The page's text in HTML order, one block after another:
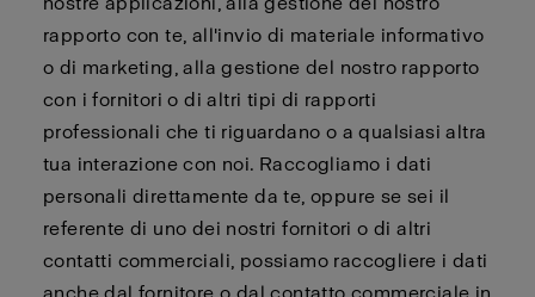
rapporto con te, all'invio di materiale informativo
o di marketing, alla gestione del nostro rapporto
con i fornitori o di altri tipi di rapporti
professionali che ti riguardano o a qualsiasi altra
tua interazione con noi. Raccogliamo i dati
personali direttamente da te, oppure se sei il
referente di uno dei nostri fornitori o di altri
contatti commerciali, possiamo raccogliere i dati